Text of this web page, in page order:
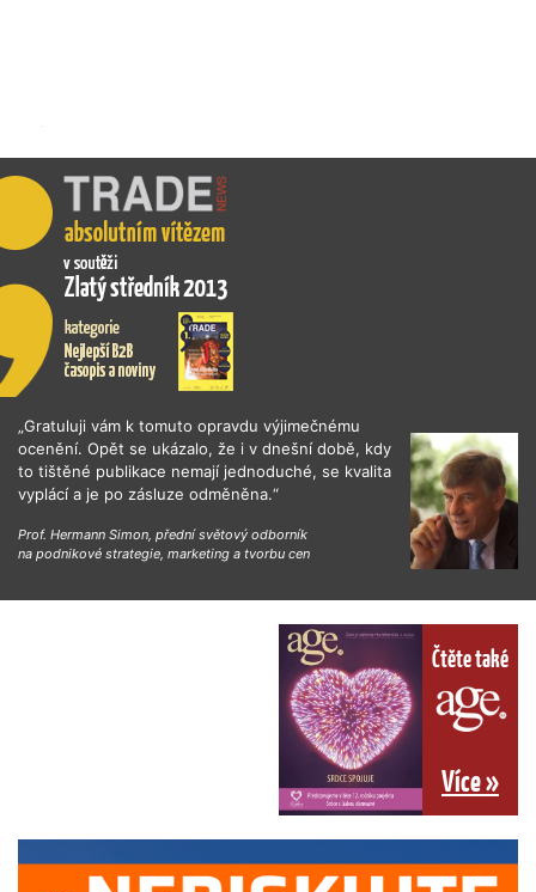
„Gratuluji vám k tomuto opravdu výjimečnému
ocenění. Opět se ukázalo, že i v dnešní době, kdy
to tištěné publikace nemají jednoduché, se kvalita
vyplácí a je po zásluze odměněna.“
Prof. Hermann Simon, přední světový odborník
na podnikové strategie, marketing a tvorbu cen
Čtěte také
Více »